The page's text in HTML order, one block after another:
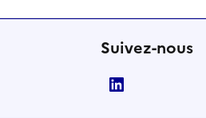
Suivez-nous